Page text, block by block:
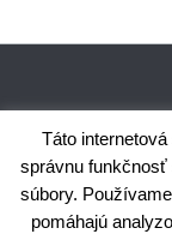
IČO: 00 692 522,
Táto
správnu funkčnosť
súbory.
pomáhajú